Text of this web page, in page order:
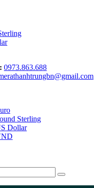
0973.863.688
Sterling
Dollar